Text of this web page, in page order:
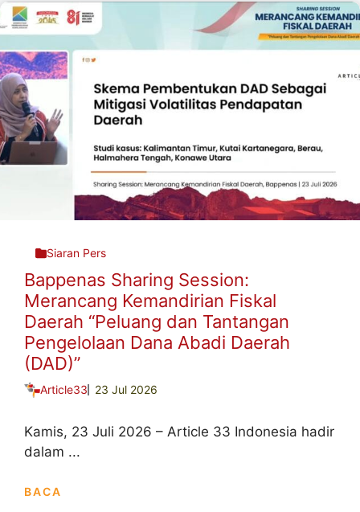
Siaran Pers
Bappenas Sharing Session:
Merancang Kemandirian Fiskal
Daerah “Peluang dan Tantangan
Pengelolaan Dana Abadi Daerah
(DAD)”
Article33 23 Jul 2026
Kamis, 23 Juli 2026 – Article 33 Indonesia hadir
dalam ...
BACA